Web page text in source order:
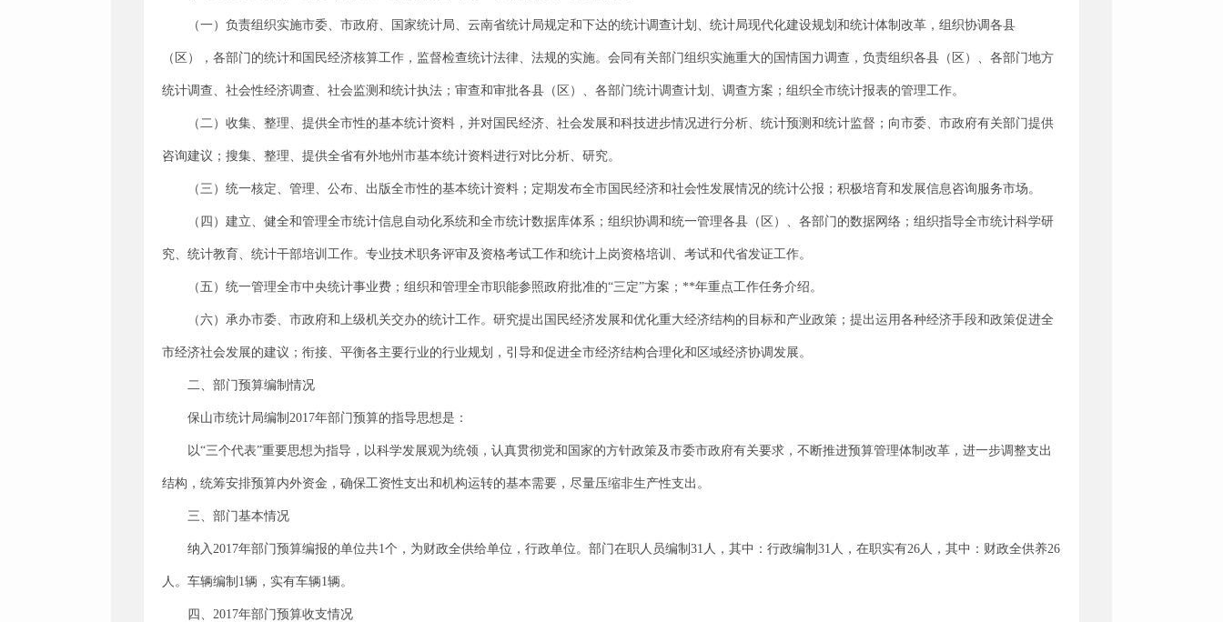
（一）负责组织实施市委、市政府、国家统计局、云南省统计局规定和下达的统计调查计划、统计局现代化建设规划和统计体制改革，组织协调各县
（区），各部门的统计和国民经济核算工作，监督检查统计法律、法规的实施。会同有关部门组织实施重大的国情国力调查，负责组织各县（区）、各部门地方
统计调查、社会性经济调查、社会监测和统计执法；审查和审批各县（区）、各部门统计调查计划、调查方案；组织全市统计报表的管理工作。
（二）收集、整理、提供全市性的基本统计资料，并对国民经济、社会发展和科技进步情况进行分析、统计预测和统计监督；向市委、市政府有关部门提供
咨询建议；搜集、整理、提供全省有外地州市基本统计资料进行对比分析、研究。
（三）统一核定、管理、公布、出版全市性的基本统计资料；定期发布全市国民经济和社会性发展情况的统计公报；积极培育和发展信息咨询服务市场。
（四）建立、健全和管理全市统计信息自动化系统和全市统计数据库体系；组织协调和统一管理各县（区）、各部门的数据网络；组织指导全市统计科学研
究、统计教育、统计干部培训工作。专业技术职务评审及资格考试工作和统计上岗资格培训、考试和代省发证工作。
（五）统一管理全市中央统计事业费；组织和管理全市职能参照政府批准的“三定”方案；**年重点工作任务介绍。
（六）承办市委、市政府和上级机关交办的统计工作。研究提出国民经济发展和优化重大经济结构的目标和产业政策；提出运用各种经济手段和政策促进全
市经济社会发展的建议；衔接、平衡各主要行业的行业规划，引导和促进全市经济结构合理化和区域经济协调发展。
二、部门预算编制情况
保山市统计局编制2017年部门预算的指导思想是：
以“三个代表”重要思想为指导，以科学发展观为统领，认真贯彻党和国家的方针政策及市委市政府有关要求，不断推进预算管理体制改革，进一步调整支出
结构，统筹安排预算内外资金，确保工资性支出和机构运转的基本需要，尽量压缩非生产性支出。
三、部门基本情况
纳入2017年部门预算编报的单位共1个，为财政全供给单位，行政单位。部门在职人员编制31人，其中：行政编制31人，在职实有26人，其中：财政全供养26
人。车辆编制1辆，实有车辆1辆。
四、2017年部门预算收支情况